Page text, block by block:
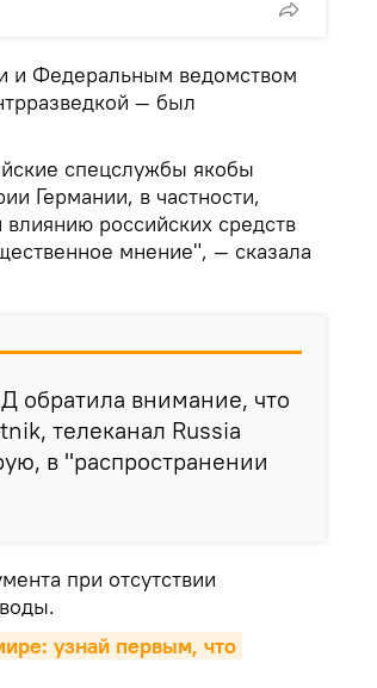
и Федеральным ведомством
— был
спецслужбы якобы
Германии, в частности,
российских средств
мнение", — сказала
обратила внимание, что
телеканал Russia
в "распространении
при отсутствии
узнай первым, что